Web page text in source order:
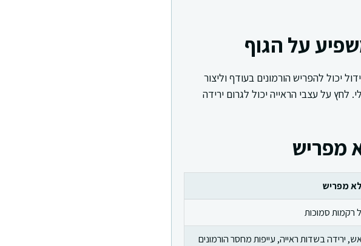
על הגוף
יכול להפריש הורמונים בעודף וליצור
לחץ על עצבי הראייה יכול לגרום ירידה
מפריש
לא מפריש
רקמות סמוכות
ירידה בשדות ראייה, עייפות מחסר הורמונים